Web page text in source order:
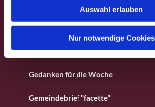
Auswahl erlauben
Nur notwendige Cookies
Für Kinder
Gebete
Gedanken für die Woche
Gemeindebrief "facette"